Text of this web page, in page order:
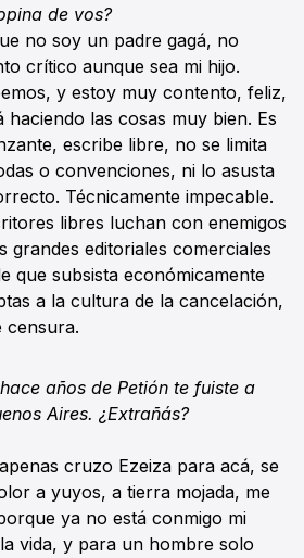
de vos?
no soy un padre gagá, no
crítico aunque sea mi hijo.
y estoy muy contento, feliz,
haciendo las cosas muy bien. Es
escribe libre, no se limita
o convenciones, ni lo asusta
Técnicamente impecable.
libres luchan con enemigos
grandes editoriales comerciales
que subsista económicamente
a la cultura de la cancelación,
censura.
años de Petión te fuiste a
Aires. ¿Extrañás?
cruzo Ezeiza para acá, se
a yuyos, a tierra mojada, me
ya no está conmigo mi
vida, y para un hombre solo